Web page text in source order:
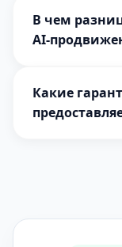
В чем
AI-
Какие